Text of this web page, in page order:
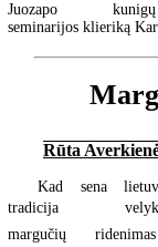
Juozapo kunigų
seminarijos klieriką
Rūta
Kad sena
tradicija 
margučių